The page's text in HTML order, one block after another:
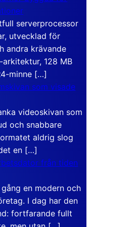
serverprocessor
utvecklad för
andra krävande
128 MB
minne […]
som visade
videoskivan som
och snabbare
aldrig slog
en […]
från tiden
en modern och
I dag har den
fortfarande fullt